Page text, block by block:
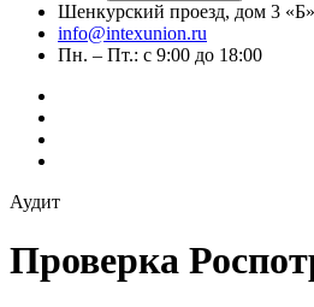
Шенкурский проезд, дом 3
info@intexunion.ru
Пн. – Пт.: с 9:00 до 18:00
Аудит
Проверка